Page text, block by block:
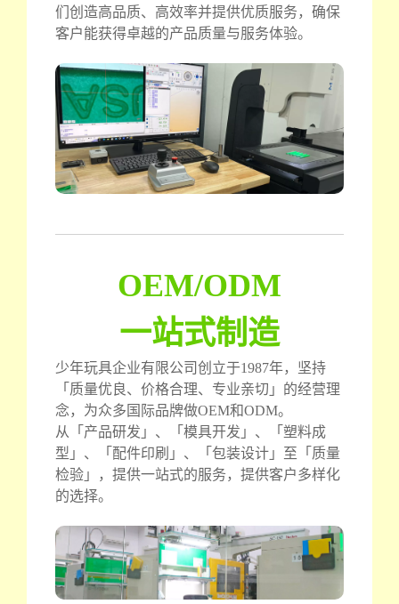
们创造高品质、高效率并提供优质服务，确保
客户能获得卓越的产品质量与服务体验。
OEM/ODM
一站式制造
少年玩具企业有限公司创立于1987年，坚持
「质量优良、价格合理、专业亲切」的经营理
念，为众多国际品牌做OEM和ODM。
从「产品研发」、「模具开发」、「塑料成
型」、「配件印刷」、「包装设计」至「质量
检验」，提供一站式的服务，提供客户多样化
的选择。